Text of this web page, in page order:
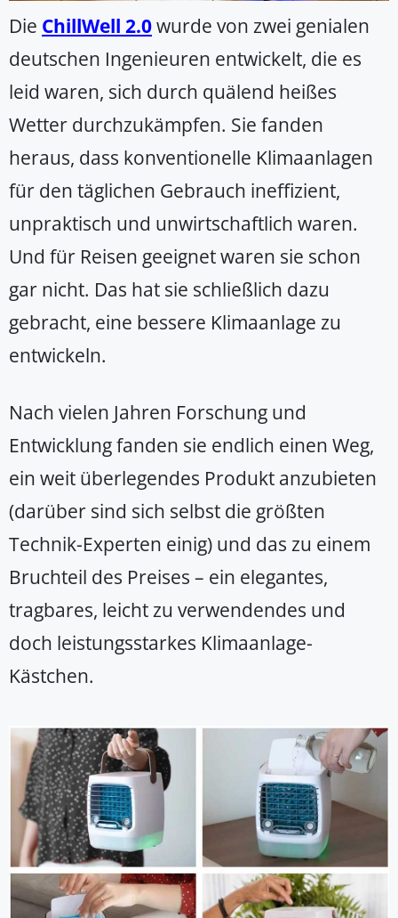
Die ChillWell 2.0wurde von zwei genialen
deutschen Ingenieuren entwickelt, die es
leid waren, sich durch quälend heißes
Wetter durchzukämpfen. Sie fanden
heraus, dass konventionelle Klimaanlagen
für den täglichen Gebrauch ineffizient,
unpraktisch und unwirtschaftlich waren.
Und für Reisen geeignet waren sie schon
gar nicht. Das hat sie schließlich dazu
gebracht, eine bessere Klimaanlage zu
entwickeln.
Nach vielen Jahren Forschung und
Entwicklung fanden sie endlich einen Weg,
ein weit überlegendes Produkt anzubieten
(darüber sind sich selbst die größten
Technik-Experten einig) und das zu einem
Bruchteil des Preises – ein elegantes,
tragbares, leicht zu verwendendes und
doch leistungsstarkes Klimaanlage-
Kästchen.